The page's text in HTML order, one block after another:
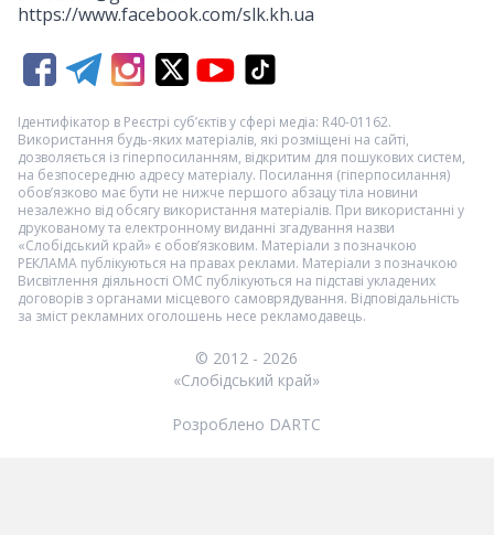
https://www.facebook.com/slk.kh.ua
Ідентифікатор в Реєстрі суб’єктів у сфері медіа: R40-01162.
Використання будь-яких матеріалів, які розміщені на сайті,
дозволяється із гіперпосиланням, відкритим для пошукових систем,
на безпосередню адресу матеріалу. Посилання (гіперпосилання)
обов’язково має бути не нижче першого абзацу тіла новини
незалежно від обсягу використання матеріалів. При використанні у
друкованому та електронному виданні згадування назви
«Слобідський край» є обов’язковим. Матеріали з позначкою
РЕКЛАМА публікуються на правах реклами. Матеріали з позначкою
Висвітлення діяльності ОМС публікуються на підставі укладених
договорів з органами місцевого самоврядування. Відповідальність
за зміст рекламних оголошень несе рекламодавець.
© 2012 - 2026
«Слобідський край»
Розроблено DARTC